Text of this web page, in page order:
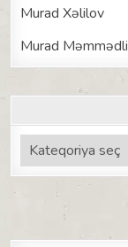
Murad Xəlilov
Murad Məmmədli
Kateqoriyalar